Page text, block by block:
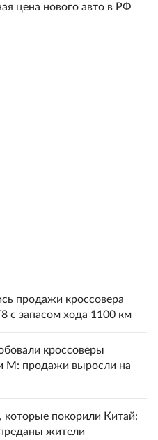
цена нового авто в РФ
продажи кроссовера
с запасом хода 1100 км
кроссоверы
М: продажи выросли на
которые покорили Китай:
жители